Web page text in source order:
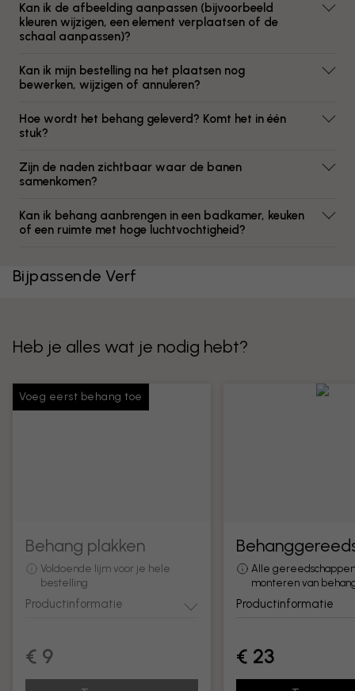
Kan ik de afbeelding aanpassen (bijvoorbeeld
kleuren wijzigen, een element verplaatsen of de
schaal aanpassen)?
Kan ik mijn bestelling na het plaatsen nog
bewerken, wijzigen of annuleren?
Hoe wordt het behang geleverd? Komt het in één
stuk?
Zijn de naden zichtbaar waar de banen
samenkomen?
Kan ik behang aanbrengen in een badkamer, keuken
of een ruimte met hoge luchtvochtigheid?
Bijpassende Verf
Heb je alles wat je nodig hebt?
Voeg eerst behang toe
Behang plakken
Voldoende lijm voor je hele
bestelling
Productinformatie
€ 9
Alle
monteren van
Productinformatie
€ 23